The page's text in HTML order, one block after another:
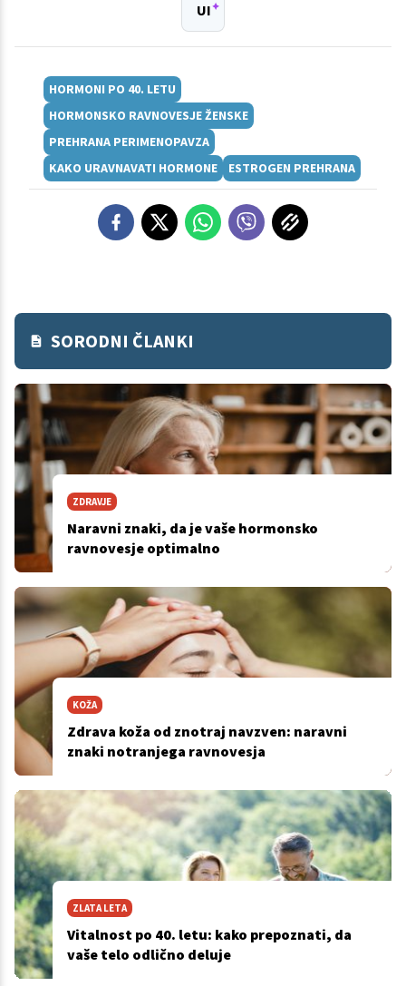
UI
HORMONI PO 40. LETU
HORMONSKO RAVNOVESJE ŽENSKE
PREHRANA PERIMENOPAVZA
KAKO URAVNAVATI HORMONE
ESTROGEN PREHRANA
SORODNI ČLANKI
ZDRAVJE
Naravni znaki, da je vaše hormonsko
ravnovesje optimalno
KOŽA
Zdrava koža od znotraj navzven: naravni
znaki notranjega ravnovesja
ZLATA LETA
Vitalnost po 40. letu: kako prepoznati, da
vaše telo odlično deluje